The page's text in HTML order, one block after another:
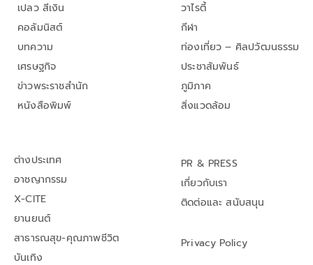
เปลว สีเงิน
คอลัมนิสต์
บทความ
เศรษฐกิจ
ข่าวพระราชสำนัก
หนังสือพิมพ์
วาไรตี้
กีฬา
ท่องเที่ยว – ศิลปวัฒนธรรม
ประชาสัมพันธ์
ภูมิภาค
สิ่งแวดล้อม
ต่างประเทศ
อาชญากรรม
X-CITE
ยานยนต์
สาธารณสุข-คุณภาพชีวิต
บันเทิง
PR & PRESS
เกี่ยวกับเรา
ติดต่อและ สนับสนุน
Privacy Policy